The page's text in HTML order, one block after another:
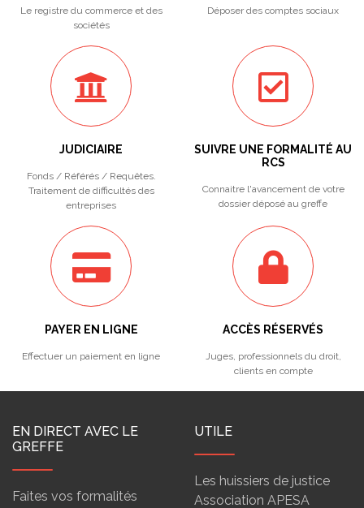
Le registre du commerce et des
sociétés
Déposer des comptes sociaux
JUDICIAIRE
Fonds / Référés / Requêtes.
Traitement de difficultés des
entreprises
SUIVRE UNE FORMALITÉ AU
RCS
Connaitre l'avancement de votre
dossier déposé au greffe
PAYER EN LIGNE
Effectuer un paiement en ligne
ACCÈS RÉSERVÉS
Juges, professionnels du droit,
clients en compte
EN DIRECT AVEC LE
GREFFE
Faites vos formalités
UTILE
Les huissiers de justice
Association APESA